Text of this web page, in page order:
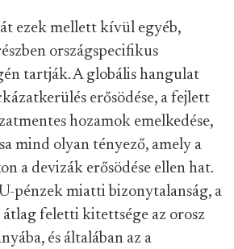
ezek mellett kívül egyéb,
országspecifikus
tartják. A globális hangulat
erősödése, a fejlett
hozamok emelkedése,
mind olyan tényező, amely a
a devizák erősödése ellen hat.
pénzek miatti bizonytalanság, a
átlag feletti kitettsége az orosz
és általában az a